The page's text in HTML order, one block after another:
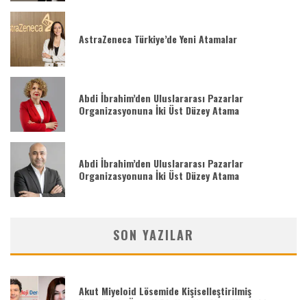
AstraZeneca Türkiye’de Yeni Atamalar
Abdi İbrahim’den Uluslararası Pazarlar
Organizasyonuna İki Üst Düzey Atama
Abdi İbrahim’den Uluslararası Pazarlar
Organizasyonuna İki Üst Düzey Atama
SON YAZILAR
Akut Miyeloid Lösemide Kişiselleştirilmiş